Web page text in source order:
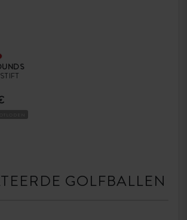
GOLFBALLEN